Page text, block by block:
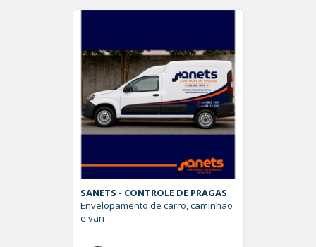
SANETS - CONTROLE DE PRAGAS
Envelopamento de carro, caminhão
e van